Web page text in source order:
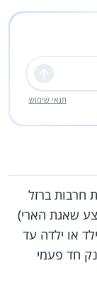
שליחה
תנאי שימוש
במסגרת צו 8 במלחמת חרבות ברזל
שאגת הארי)
להם ילד או ילדה עד
חד פעמי